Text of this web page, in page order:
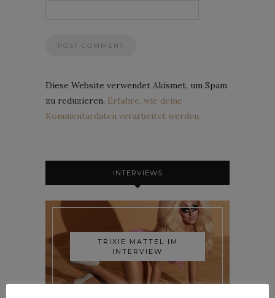
Diese Website verwendet Akismet, um Spam
zu reduzieren. Erfahre, wie deine
Kommentardaten verarbeitet werden.
INTERVIEWS
TRIXIE MATTEL IM
INTERVIEW